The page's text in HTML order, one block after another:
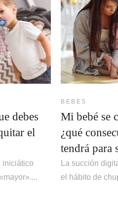
debes
el
iniciático
BEBES
Mi bebé se
¿qué
tendrá para
La succión
el hábito de